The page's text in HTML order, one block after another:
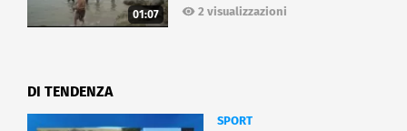
01:07 2 visualizzazioni
DI TENDENZA
SPORT